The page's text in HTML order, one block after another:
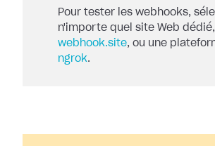
Pour tester les webhooks,
n'importe quel site Web
webhook.site, ou une
ngrok.